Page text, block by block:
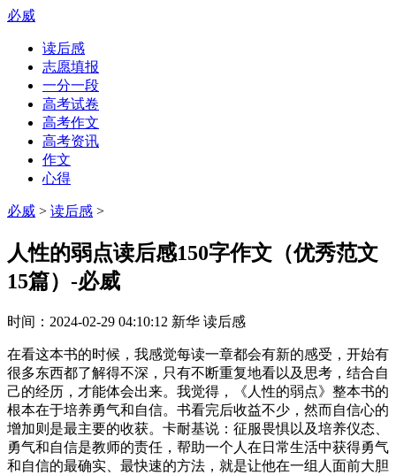
必威
读后感
志愿填报
一分一段
高考试卷
高考作文
高考资讯
作文
心得
必威 > 读后感 >
人性的弱点读后感150字作文（优秀范文
15篇）-必威
时间： 2024-02-29 04:10:12 新华 读后感
在看这本书的时候，我感觉每读一章都会有新的感受，开始有
很多东西都了解得不深，只有不断重复地看以及思考，结合自
己的经历，才能体会出来。我觉得，《人性的弱点》整本书的
根本在于培养勇气和自信。书看完后收益不少，然而自信心的
增加则是最主要的收获。卡耐基说：征服畏惧以及培养仪态、
勇气和自信是教师的责任，帮助一个人在日常生活中获得勇气
和自信的最确实、最快速的方法，就是让他在一组人面前大胆